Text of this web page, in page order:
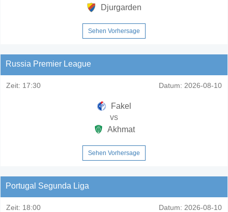
Djurgarden
Sehen Vorhersage
Russia Premier League
Zeit: 17:30 Datum: 2026-08-10
Fakel
vs
Akhmat
Sehen Vorhersage
Portugal Segunda Liga
Zeit: 18:00 Datum: 2026-08-10